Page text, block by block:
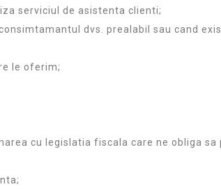
serviciul de asistenta clienti;
dvs. prealabil sau cand
le oferim;
cu legislatia fiscala care ne obliga